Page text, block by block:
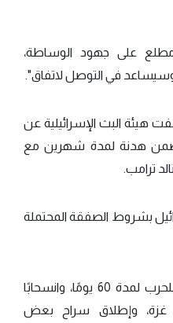
على جهود الوساطة،
وسيساعد في التوصل لاتفاق".
البث الإسرائيلية عن
هدنة لمدة شهرين مع
ترامب.
بشروط الصفقة المحتملة
وتتضمن الصفقة وقفًا مبدئيًا للحرب لمدة 60 يومًا، وانسحابًا
من غزة، وإطلاق سراح بعض